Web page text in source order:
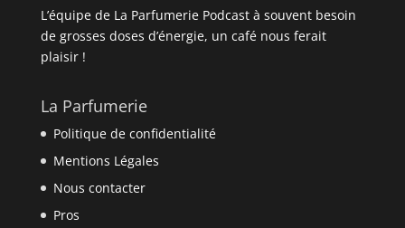
L’équipe de La Parfumerie Podcast à souvent besoin
de grosses doses d’énergie, un café nous ferait
plaisir !
La Parfumerie
Politique de confidentialité
Mentions Légales
Nous contacter
Pros